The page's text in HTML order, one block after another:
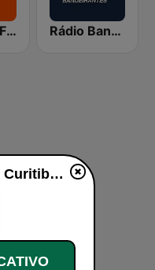
Rádio 98 FM Curitiba Rádio Bandeirantes
Jovem Pan News Curitiba ao vivo